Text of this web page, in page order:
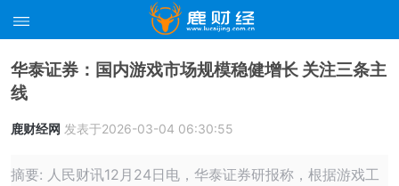
华泰证券：国内游戏市场规模稳健增长 关注三条主
线
鹿财经网 发表于2026-03-04 06:30:55
摘要: 人民财讯12月24日电，华泰证券研报称，根据游戏工